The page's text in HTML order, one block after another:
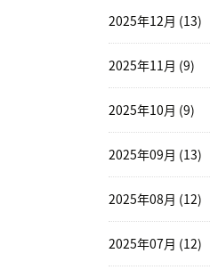
2025年12月 (13)
2025年11月 (9)
2025年10月 (9)
2025年09月 (13)
2025年08月 (12)
2025年07月 (12)